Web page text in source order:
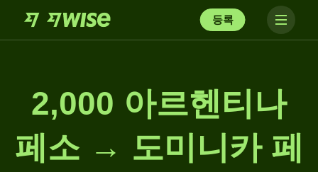
등록
2,000 아르헨티나
페소 → 도미니카 페